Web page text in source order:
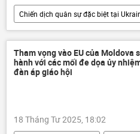
Chiến dịch quân sự đặc biệt tại
Bộ Quốc phòng Nga
Nga
Cuộc khủng hoảng ở Ukraina
Thế giới
xung đột quân sự
Tham vọng vào EU của Moldova
hành với các mối đe dọa ủy
đàn áp giáo hội
18 Tháng Tư 2025, 18:02